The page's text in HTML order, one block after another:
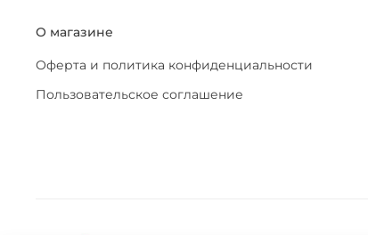
О магазине
Оферта и политика конфиденциальности
Пользовательское соглашение